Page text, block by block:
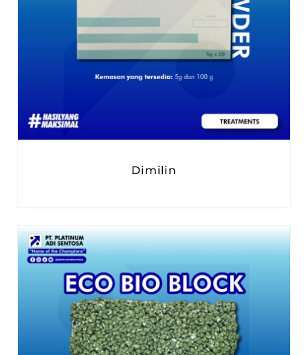
Dimilin